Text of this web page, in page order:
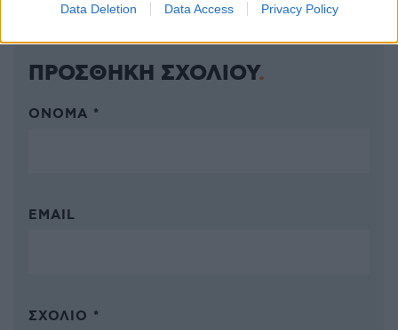
Data Deletion Data Access Privacy Policy
ΑΠΑΝΤΗΣΗ
ΠΡΟΣΘΗΚΗ ΣΧΟΛΙΟΥ
ΌΝΟΜΑ *
EMAIL
ΣΧΌΛΙΟ *